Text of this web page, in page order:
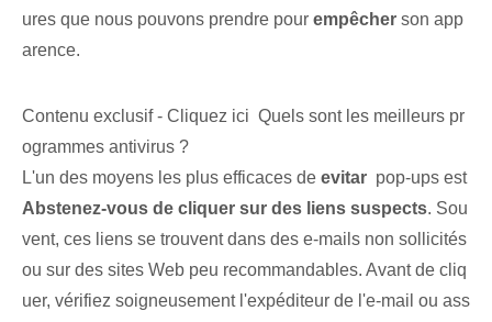
ures que nous pouvons prendre pour empêcher son app
arence.
Contenu exclusif - Cliquez ici Quels sont les meilleurs pr
ogrammes antivirus ?
L'un des moyens les plus efficaces de evitar ‌ pop-ups⁤ est
Abstenez-vous de cliquer sur des liens suspects⁤. Sou
vent, ces liens se trouvent dans des e-mails non sollicités
ou sur des sites Web peu recommandables. Avant de ‌cliq
uer, vérifiez soigneusement l'expéditeur de l'e-mail ou ⁣ass